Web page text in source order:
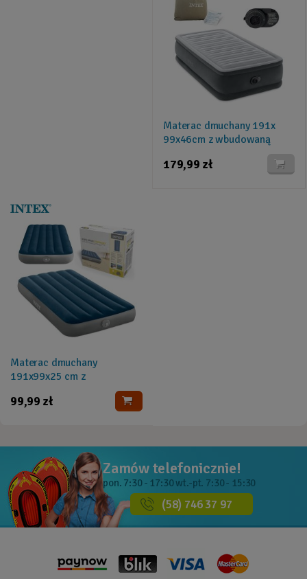
Materac dmuchany 191x
99x46cm z wbudowaną
64412ND
179,99 zł
Materac dmuchany
191x99x25 cm z
wbudowaną pompką USB
INTEX 64187NP
99,99 zł
Zamów telefonicznie!
pon. 7:30 - 17:30 wt.-pt. 7:30 - 15:30
(58) 746 37 97